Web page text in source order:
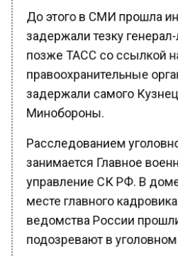
задержали тезку
позже ТАСС со ссылкой на
правоохранительные
задержали самого
Минобороны.
Расследованием
занимается Главное
управление СК РФ. В
месте главного
ведомства России
подозревают в уголовном